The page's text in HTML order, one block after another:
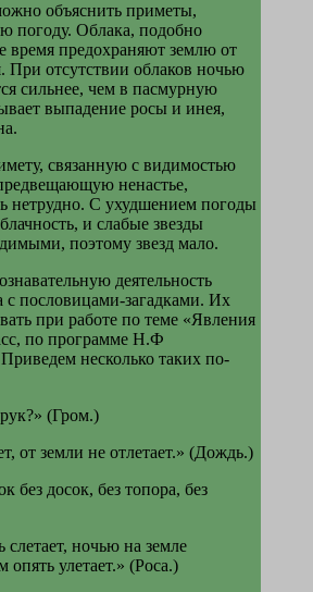
объяснить приметы,
погоду. Облака, подобно
время предохраняют землю от
При отсутствии облаков ночью
сильнее, чем в пасмурную
выпадение росы и инея,
связанную с види­мостью
ненастье,
нетрудно. С ухуд­шением погоды
и слабые звезды
поэтому звезд мало.
деятель­ность
с пословицами-загадками. Их
при работе по теме «Явления
по программе Н.Ф
несколько таких по­
(Гром.)
от земли не отлетает.» (Дождь.)
без досок, без топора, без
слетает, ночью на земле
опять улетает.» (Роса.)